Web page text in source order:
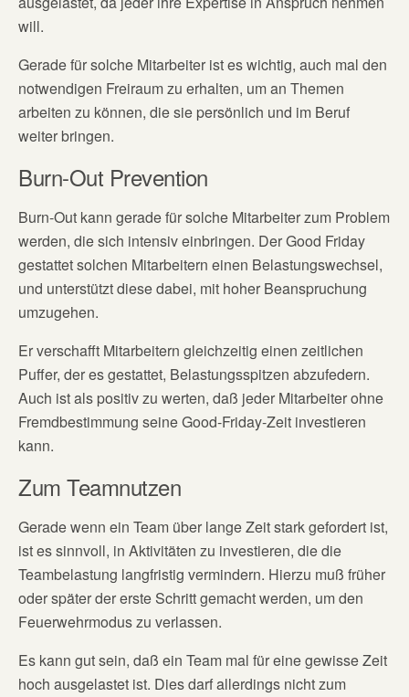
will.
Gerade für solche Mitarbeiter ist es wichtig, auch mal den
notwendigen Freiraum zu erhalten, um an Themen
arbeiten zu können, die sie persönlich und im Beruf
weiter bringen.
Burn-Out Prevention
Burn-Out kann gerade für solche Mitarbeiter zum Problem
werden, die sich intensiv einbringen. Der Good Friday
gestattet solchen Mitarbeitern einen Belastungswechsel,
und unterstützt diese dabei, mit hoher Beanspruchung
umzugehen.
Er verschafft Mitarbeitern gleichzeitig einen zeitlichen
Puffer, der es gestattet, Belastungsspitzen abzufedern.
Auch ist als positiv zu werten, daß jeder Mitarbeiter ohne
Fremdbestimmung seine Good-Friday-Zeit investieren
kann.
Zum Teamnutzen
Gerade wenn ein Team über lange Zeit stark gefordert ist,
ist es sinnvoll, in Aktivitäten zu investieren, die die
Teambelastung langfristig vermindern. Hierzu muß früher
oder später der erste Schritt gemacht werden, um den
Feuerwehrmodus zu verlassen.
Es kann gut sein, daß ein Team mal für eine gewisse Zeit
hoch ausgelastet ist. Dies darf allerdings nicht zum